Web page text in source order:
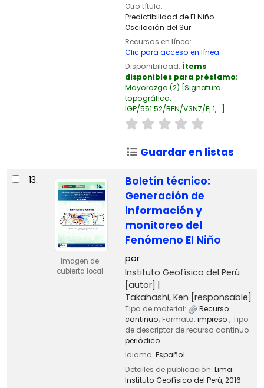
Otro título:
Predictibilidad de El Niño-
Oscilación del Sur
Recursos en línea:
Clic para acceso en línea
Disponibilidad: Ítems
disponibles para préstamo:
Mayorazgo (2) Signatura
topográfica:
IGP/551.52/BEN/V3N7/Ej.1, .. .
Guardar en listas
13.
Imagen de
cubierta local
Boletín técnico:
Generación de
información y
monitoreo del
Fenómeno El Niño
por
Instituto Geofísico del Perú
[autor]
Takahashi, Ken [responsable]
Tipo de material:
Recurso
continuo; Formato: impreso ; Tipo
de descriptor de recurso continuo:
periódico
Idioma: Español
Detalles de publicación: Lima:
Instituto Geofísico del Perú,2016-